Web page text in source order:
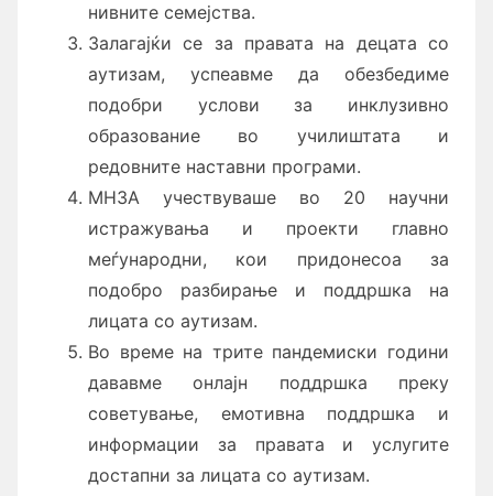
нивните семејства.
Залагајќи се за правата на децата со
аутизам, успеавме да обезбедиме
подобри услови за инклузивно
образование во училиштата и
редовните наставни програми.
МНЗА учествуваше во 20 научни
истражувања и проекти главно
меѓународни, кои придонесоа за
подобро разбирање и поддршка на
лицата со аутизам.
Во време на трите пандемиски години
дававме онлајн поддршка преку
советување, емотивна поддршка и
информации за правата и услугите
достапни за лицата со аутизам.